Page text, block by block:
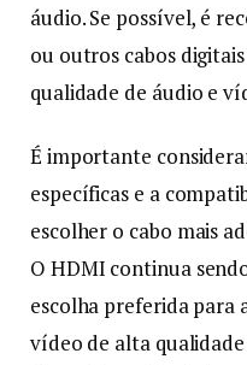
áudio. Se possível, é
ou outros cabos
qualidade de áudio e
É importante
específicas e a
escolher o cabo mais
O HDMI continua
escolha preferida para
vídeo de alta